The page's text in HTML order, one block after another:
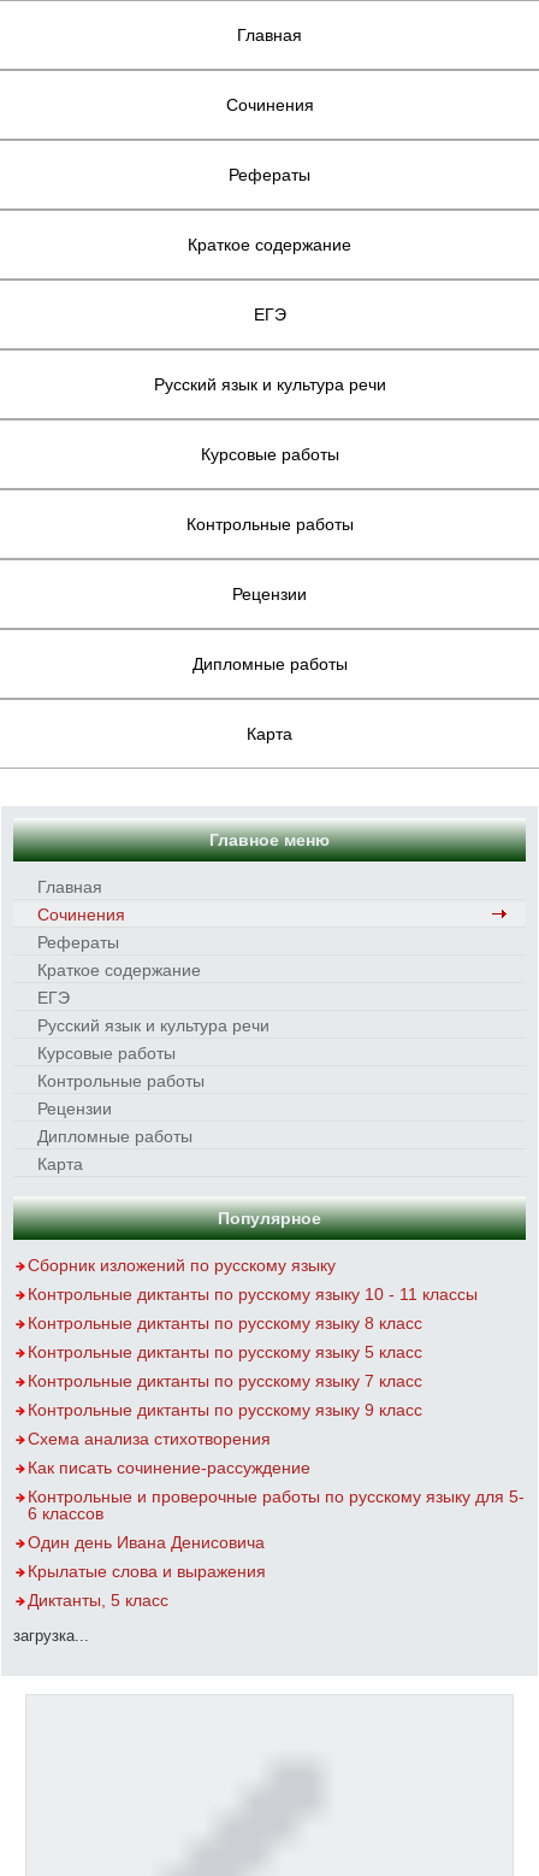
Главная
Сочинения
Рефераты
Краткое содержание
ЕГЭ
Русский язык и культура речи
Курсовые работы
Контрольные работы
Рецензии
Дипломные работы
Карта
Главное меню
Главная
Сочинения
Рефераты
Краткое содержание
ЕГЭ
Русский язык и культура речи
Курсовые работы
Контрольные работы
Рецензии
Дипломные работы
Карта
Популярное
Сборник изложений по русскому языку
Контрольные диктанты по русскому языку 10 - 11 классы
Контрольные диктанты по русскому языку 8 класс
Контрольные диктанты по русскому языку 5 класс
Контрольные диктанты по русскому языку 7 класс
Контрольные диктанты по русскому языку 9 класс
Схема анализа стихотворения
Как писать сочинение-рассуждение
Контрольные и проверочные работы по русскому языку для 5-
6 классов
Один день Ивана Денисовича
Крылатые слова и выражения
Диктанты, 5 класс
загрузка...